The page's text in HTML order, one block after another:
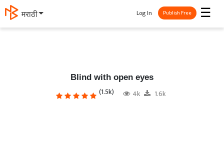
मराठी ☰
Log In Publish Free
Blind with open eyes
(1.5k) 4k 1.6k